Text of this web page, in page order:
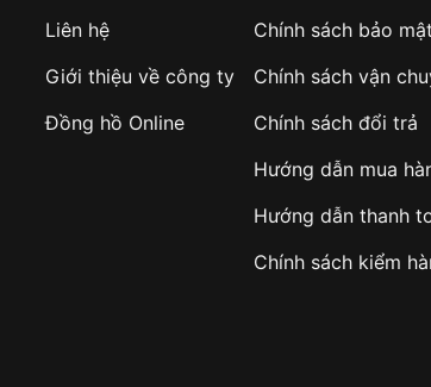
Liên hệ
Giới thiệu về công ty
Đồng hồ Online
Chính sách bảo mật
Chính sách vận
Chính sách đổi trả
Hướng dẫn mua
Hướng dẫn thanh
Chính sách kiểm